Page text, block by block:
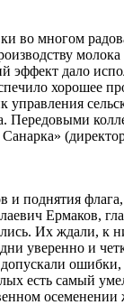
во многом
дало
хорошее
управления
Передовыми
и поднятия
Ермаков,
Их ждали, к
уверенно и
допускали
есть самый